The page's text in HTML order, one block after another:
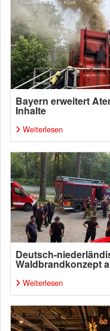
Bayern erweitert
Inhalte
Weiterlesen
Deutsch-
Waldbrandkonzept
Weiterlesen